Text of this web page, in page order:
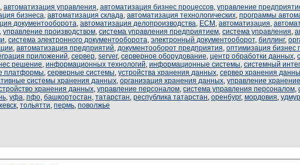
, автоматизация управления, автоматизация бизнес процессов, управление
бизнеса, автоматизация склада, автоматизация технологических, программы
документооборота, автоматизация делопроизводства, ECM , автоматизация,
, управление производством, система управления предприятием, система управления,
, система электронного документооборота, электронный документооборот, биллинг,
, автоматизация предприятий, документооборот предприятия, оптимизация бизнес
приложений, сервер, server, серверное оборудование, центр обработки данных,
решение, информационных технологий, информационные системы, системный
платформы, серверные системы, устройства хранения данных, сервер хранения
системы хранения данных, организация хранения данных, управление
хранения данных, управление персоналом, система управления персоналом,
, уфа, пфо, башкортостан, татарстан, республика татарстан, оренбург, мордовия,
, тольятти, пермь, поволжье